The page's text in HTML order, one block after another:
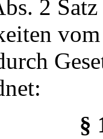
2 Satz
§